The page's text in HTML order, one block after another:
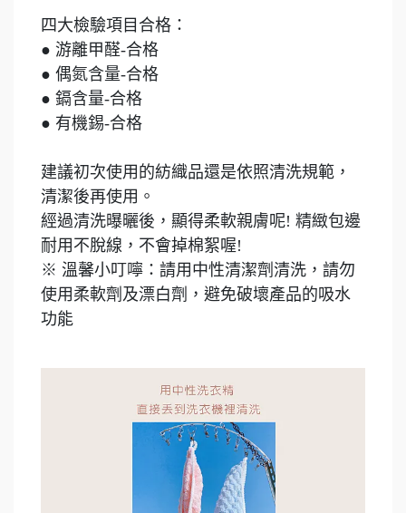
四大檢驗項目合格：
● 游離甲醛-合格
● 偶氮含量-合格
● 鎘含量-合格
● 有機錫-合格
建議初次使用的紡織品還是依照清洗規範，
清潔後再使用。
經過清洗曝曬後，顯得柔軟親膚呢! 精緻包邊
耐用不脫線，不會掉棉絮喔!
※ 溫馨小叮嚀：請用中性清潔劑清洗，請勿
使用柔軟劑及漂白劑，避免破壞產品的吸水
功能